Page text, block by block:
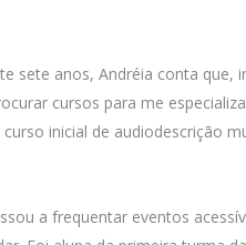
sete anos, Andréia conta que,
cursos para me
inicial de audiodescrição
a frequentar eventos